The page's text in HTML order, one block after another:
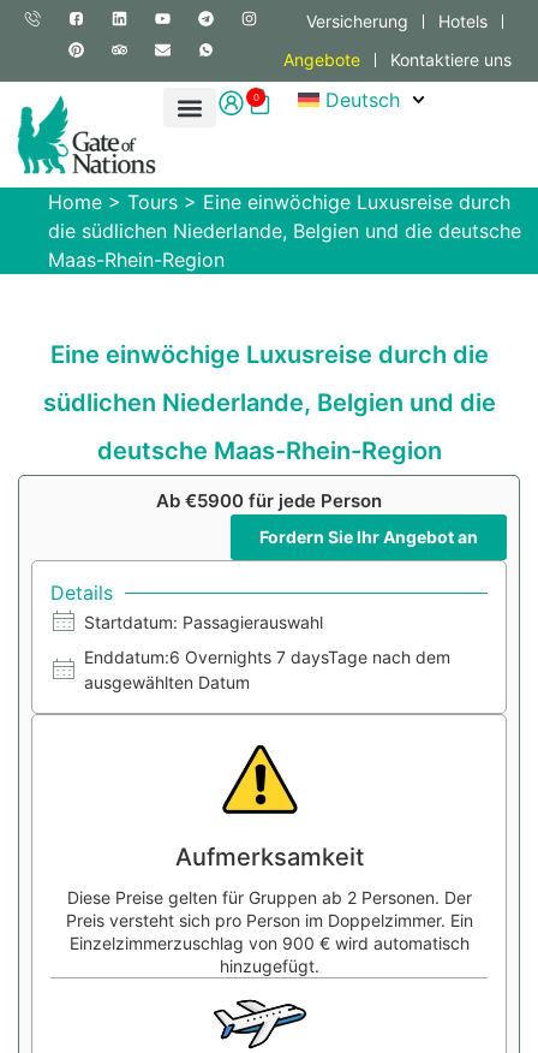
Versicherung
Hotels
Angebote
Kontaktiere uns
0 Deutsch
Home > Tours > Eine einwöchige Luxusreise durch
die südlichen Niederlande, Belgien und die deutsche
Maas-Rhein-Region
Eine einwöchige Luxusreise durch die
südlichen Niederlande, Belgien und die
deutsche Maas-Rhein-Region
Ab €5900 für jede Person
Fordern Sie Ihr Angebot an
Details
Startdatum: Passagierauswahl
Enddatum:6 Overnights 7 daysTage nach dem
ausgewählten Datum
Aufmerksamkeit
Diese Preise gelten für Gruppen ab 2 Personen. Der
Preis versteht sich pro Person im Doppelzimmer. Ein
Einzelzimmerzuschlag von 900 € wird automatisch
hinzugefügt.